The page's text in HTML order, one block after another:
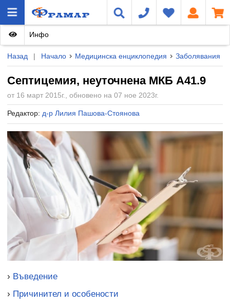
Назад | Начало Медицинска енциклопедия Заболявания
Септицемия, неуточнена МКБ A41.9
от 16 март 2015г., обновено на 07 ное 2023г.
Редактор: д-р Лилия Пашова-Стоянова
Инфо
› Въведение
› Причинител и особености